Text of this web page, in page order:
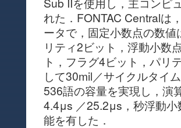
れた．FONTAC Centralは
ータで，固定小数点の数
リティ2ビット，浮動小数
ト，フラグ4ビット，パリ
して30mil／サイクルタイ
536語の容量を実現し，演
4.4μs ／25.2μs，秒浮動
能を有した．